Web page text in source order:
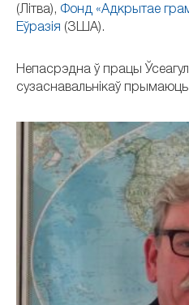
(Літва), Фонд «Адкрытае
Еўразія (ЗША).
Непасрэдна ў працы
сузаснавальнікаў прымаюць